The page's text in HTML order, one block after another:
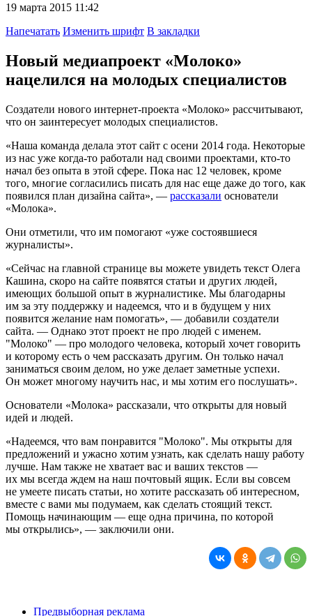
19 марта 2015 11:42
Напечатать Изменить шрифт В закладки
Новый медиапроект «Молоко»
нацелился на молодых специалистов
Создатели нового интернет-проекта «Молоко» рассчитывают,
что он заинтересует молодых специалистов.
«Наша команда делала этот сайт с осени 2014 года. Некоторые
из нас уже когда-то работали над своими проектами, кто-то
начал без опыта в этой сфере. Пока нас 12 человек, кроме
того, многие согласились писать для нас еще даже до того, как
появился план дизайна сайта», — рассказали основатели
«Молока».
Они отметили, что им помогают «уже состоявшиеся
журналисты».
«Сейчас на главной странице вы можете увидеть текст Олега
Кашина, скоро на сайте появятся статьи и других людей,
имеющих большой опыт в журналистике. Мы благодарны
им за эту поддержку и надеемся, что и в будущем у них
появится желание нам помогать», — добавили создатели
сайта. ― Однако этот проект не про людей с именем.
"Молоко" — про молодого человека, который хочет говорить
и которому есть о чем рассказать другим. Он только начал
заниматься своим делом, но уже делает заметные успехи.
Он может многому научить нас, и мы хотим его послушать».
Основатели «Молока» рассказали, что открыты для новый
идей и людей.
«Надеемся, что вам понравится "Молоко". Мы открыты для
предложений и ужасно хотим узнать, как сделать нашу работу
лучше. Нам также не хватает вас и ваших текстов —
их мы всегда ждем на наш почтовый ящик. Если вы совсем
не умеете писать статьи, но хотите рассказать об интересном,
вместе с вами мы подумаем, как сделать стоящий текст.
Помощь начинающим — еще одна причина, по которой
мы открылись», — заключили они.
Предвыборная реклама